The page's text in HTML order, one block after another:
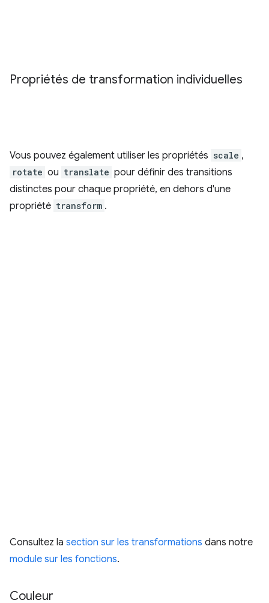
Propriétés de transformation individuelles
Vous pouvez également utiliser les propriétés scale ,
rotate ou translate pour définir des transitions
distinctes pour chaque propriété, en dehors d'une
propriété transform .
Consultez la section sur les transformations dans notre
module sur les fonctions.
Couleur